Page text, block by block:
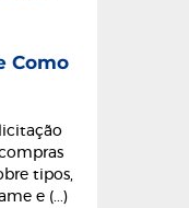
Como
tipos,
e (...)